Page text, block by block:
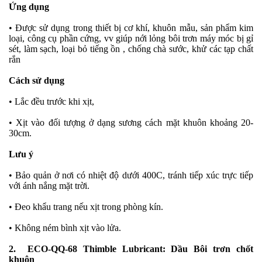
Ứng dụng
• Được sử dụng trong thiết bị cơ khí, khuôn mẫu, sản phẩm kim
loại, công cụ phần cứng, vv giúp nới lỏng bôi trơn máy móc bị gỉ
sét, làm sạch, loại bỏ tiếng ồn , chống chà sước, khử các tạp chất
rắn
Cách sử dụng
• Lắc đều trước khi xịt,
• Xịt vào đối tượng ở dạng sương cách mặt khuôn khoảng 20-
30cm.
Lưu ý
• Bảo quản ở nơi có nhiệt độ dưới 400C, tránh tiếp xúc trực tiếp
với ánh nắng mặt trời.
• Đeo khẩu trang nếu xịt trong phòng kín.
• Không ném bình xịt vào lửa.
2. ECO-QQ-68 Thimble Lubricant: Dầu Bôi trơn chốt
khuôn